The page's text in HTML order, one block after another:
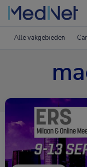
Alle vakgebieden